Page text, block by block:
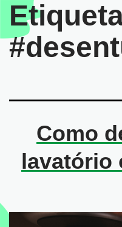
Como
lavatório